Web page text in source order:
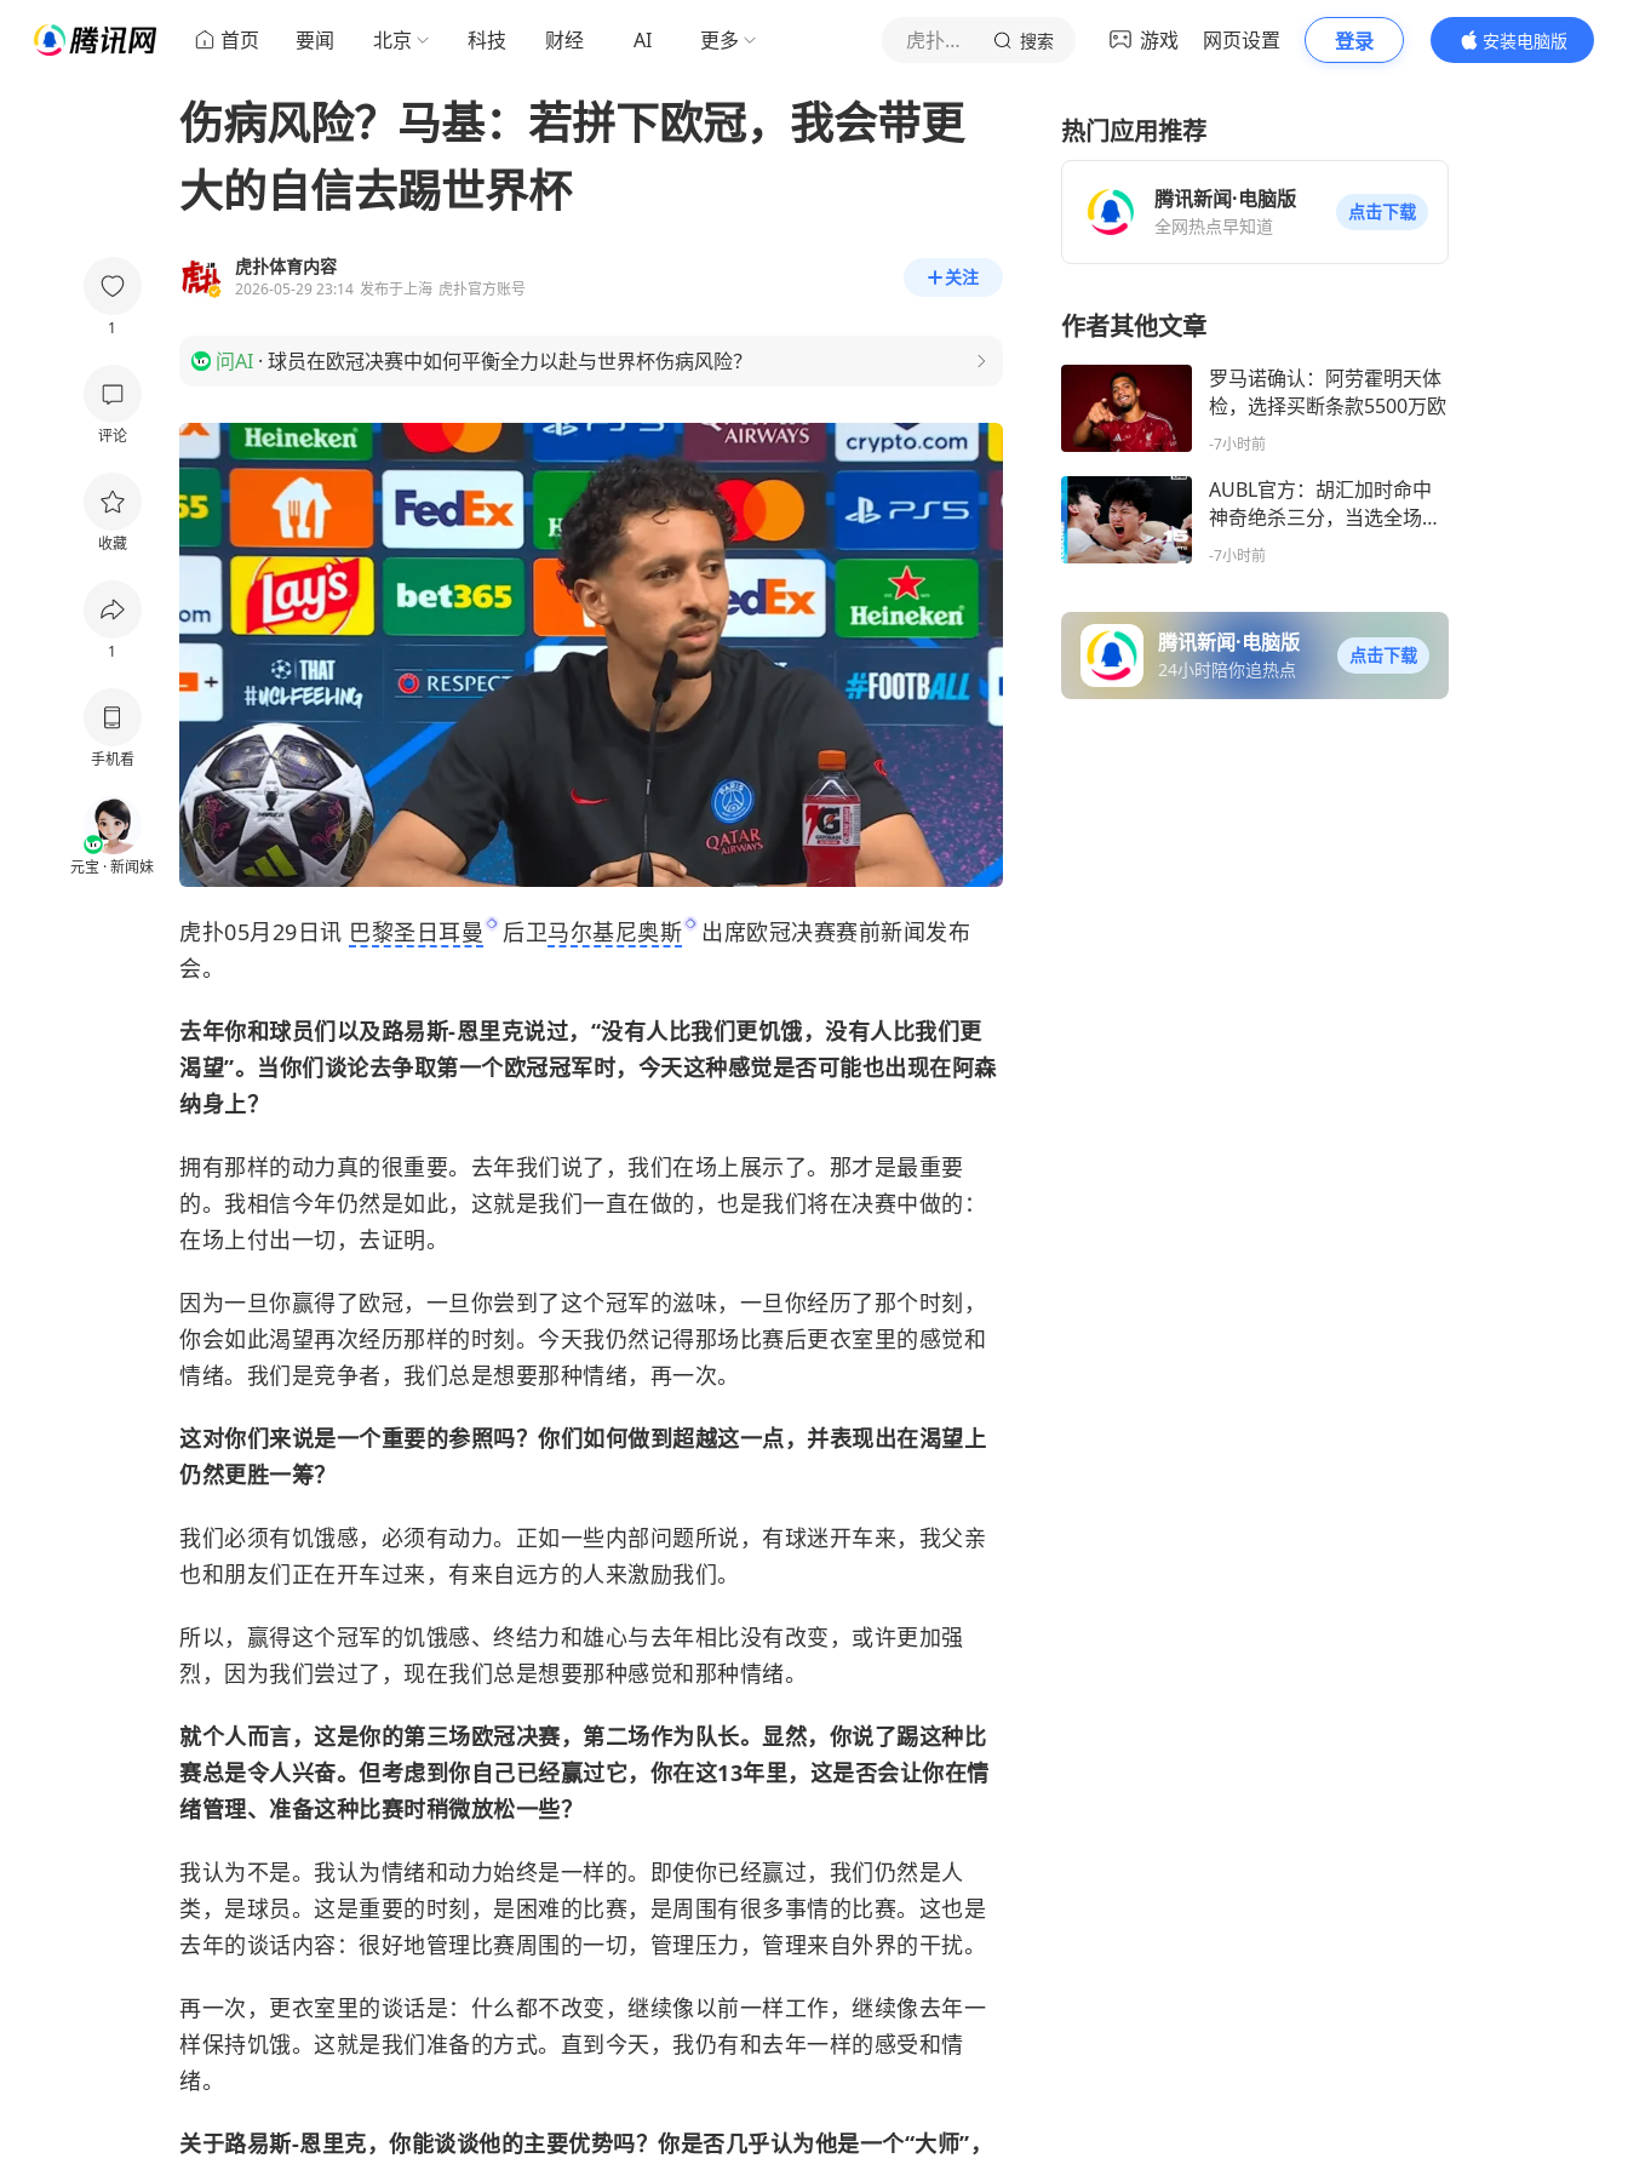
首页 要闻 北京 科技 财经 AI 更多 虎扑体育内容 搜索 游戏 网页设置 登录
安装电脑版
内容更精彩
1
评论
收藏
1
手机看
元宝 · 新闻妹
伤病风险？马基：若拼下欧冠，我会带更
大的自信去踢世界杯
虎扑体育内容
2026-05-29 23:14 发布于上海 虎扑官方账号
关注
问AI · 球员在欧冠决赛中如何平衡全力以赴与世界杯伤病风险？
虎扑05月29日讯 巴黎圣日耳曼 后卫马尔基尼奥斯
出席欧冠决赛赛前新闻发布
会。
去年你和球员们以及路易斯-恩里克说过，“没有人比我们更饥饿，没有人比我们更
渴望”。当你们谈论去争取第一个欧冠冠军时，今天这种感觉是否可能也出现在阿森
纳身上？
拥有那样的动力真的很重要。去年我们说了，我们在场上展示了。那才是最重要
的。我相信今年仍然是如此，这就是我们一直在做的，也是我们将在决赛中做的：
在场上付出一切，去证明。
因为一旦你赢得了欧冠，一旦你尝到了这个冠军的滋味，一旦你经历了那个时刻，
你会如此渴望再次经历那样的时刻。今天我仍然记得那场比赛后更衣室里的感觉和
情绪。我们是竞争者，我们总是想要那种情绪，再一次。
这对你们来说是一个重要的参照吗？你们如何做到超越这一点，并表现出在渴望上
仍然更胜一筹？
我们必须有饥饿感，必须有动力。正如一些内部问题所说，有球迷开车来，我父亲
也和朋友们正在开车过来，有来自远方的人来激励我们。
所以，赢得这个冠军的饥饿感、终结力和雄心与去年相比没有改变，或许更加强
烈，因为我们尝过了，现在我们总是想要那种感觉和那种情绪。
就个人而言，这是你的第三场欧冠决赛，第二场作为队长。显然，你说了踢这种比
赛总是令人兴奋。但考虑到你自己已经赢过它，你在这13年里，这是否会让你在情
绪管理、准备这种比赛时稍微放松一些？
我认为不是。 我认为情绪和动力始终是一样的。即使你已经赢过，我们仍然是人
类，是球员。这是重要的时刻，是困难的比赛，是周围有很多事情的比赛。这也是
去年的谈话内容：很好地管理比赛周围的一切，管理压力，管理来自外界的干扰。
再一次，更衣室里的谈话是：什么都不改变，继续像以前一样工作，继续像去年一
样保持饥饿。这就是我们准备的方式。直到今天，我仍有和去年一样的感受和情
绪。
关于路易斯-恩里克，你能谈谈他的主要优势吗？你是否几乎认为他是一个“大师”，
热门应用推荐
腾讯新闻·电脑版
全网热点早知道
点击下载
作者其他文章
罗马诺确认：阿劳霍明天体
检，选择买断条款5500万欧
-7小时前
AUBL官方：胡汇加时命中
神奇绝杀三分，当选全场最
佳球员
-7小时前
腾讯新闻·电脑版
24小时陪你追热点
点击下载